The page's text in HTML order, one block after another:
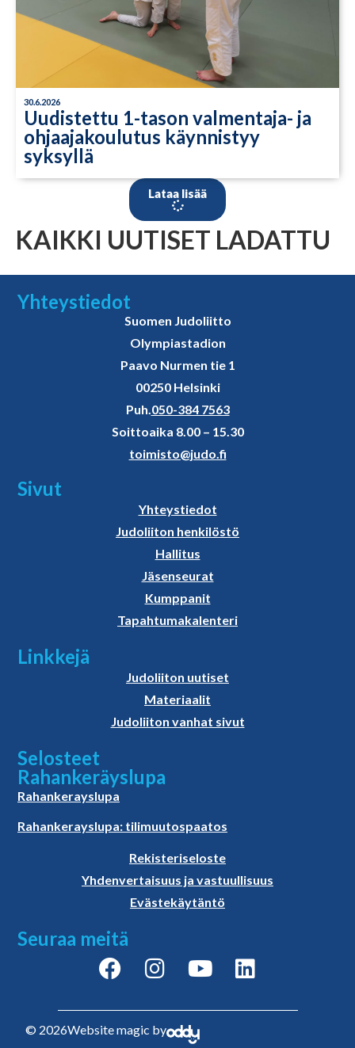
30.6.2026
Uudistettu 1-tason valmentaja- ja
ohjaajakoulutus käynnistyy
syksyllä
Lataa lisää
KAIKKI UUTISET LADATTU
Yhteystiedot
Suomen Judoliitto
Olympiastadion
Paavo Nurmen tie 1
00250 Helsinki
Puh. 050-384 7563
Soittoaika 8.00 – 15.30
toimisto@judo.fi
Sivut
Yhteystiedot
Judoliiton henkilöstö
Hallitus
Jäsenseurat
Kumppanit
Tapahtumakalenteri
Linkkejä
Judoliiton uutiset
Materiaalit
Judoliiton vanhat sivut
Selosteet
Rahankeräyslupa
Rahankerayslupa
Rahankerayslupa: tilimuutospaatos
Rekisteriseloste
Yhdenvertaisuus ja vastuullisuus
Evästekäytäntö
Seuraa meitä
© 2026Website magic by